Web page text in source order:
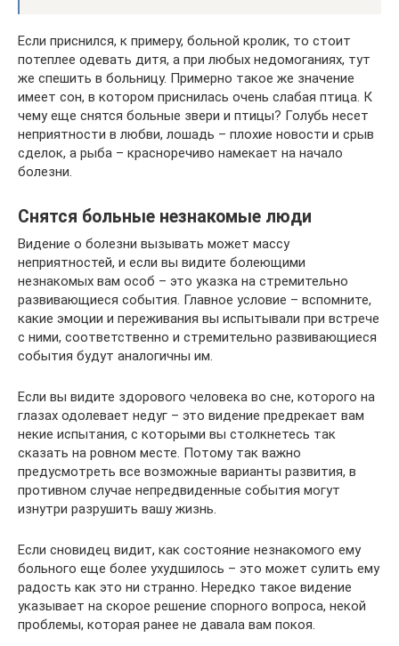
Если приснился, к примеру, больной кролик, то стоит
потеплее одевать дитя, а при любых недомоганиях, тут
же спешить в больницу. Примерно такое же значение
имеет сон, в котором приснилась очень слабая птица. К
чему еще снятся больные звери и птицы? Голубь несет
неприятности в любви, лошадь – плохие новости и срыв
сделок, а рыба – красноречиво намекает на начало
болезни.
Снятся больные незнакомые люди
Видение о болезни вызывать может массу
неприятностей, и если вы видите болеющими
незнакомых вам особ – это указка на стремительно
развивающиеся события. Главное условие – вспомните,
какие эмоции и переживания вы испытывали при встрече
с ними, соответственно и стремительно развивающиеся
события будут аналогичны им.
Если вы видите здорового человека во сне, которого на
глазах одолевает недуг – это видение предрекает вам
некие испытания, с которыми вы столкнетесь так
сказать на ровном месте. Потому так важно
предусмотреть все возможные варианты развития, в
противном случае непредвиденные события могут
изнутри разрушить вашу жизнь.
Если сновидец видит, как состояние незнакомого ему
больного еще более ухудшилось – это может сулить ему
радость как это ни странно. Нередко такое видение
указывает на скорое решение спорного вопроса, некой
проблемы, которая ранее не давала вам покоя.